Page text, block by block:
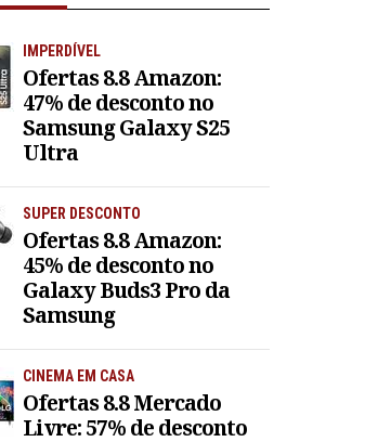
IMPERDÍVEL
Ofertas 8.8 Amazon:
47% de desconto no
Samsung Galaxy S25
Ultra
SUPER DESCONTO
Ofertas 8.8 Amazon:
45% de desconto no
Galaxy Buds3 Pro da
Samsung
CINEMA EM CASA
Ofertas 8.8 Mercado
Livre: 57% de desconto